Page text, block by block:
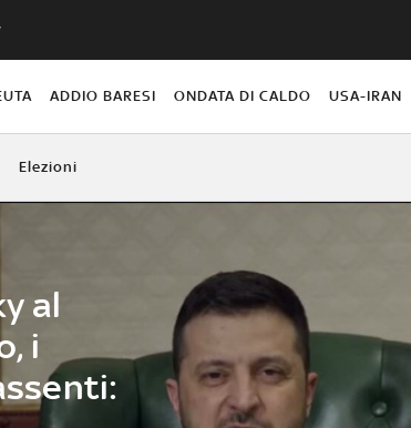
ADDIO BARESI ONDATA DI CALDO USA-IRAN
Elezioni
al
i